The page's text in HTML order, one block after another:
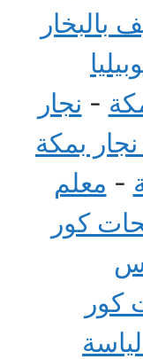
بالبخار
- نجار
بمكة
- معلم
كور
كور